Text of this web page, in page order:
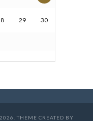
29 30
THEME CREATED BY